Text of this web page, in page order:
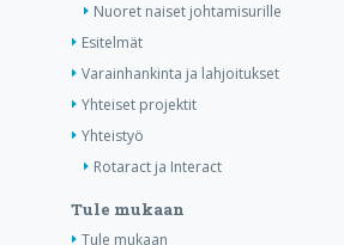
Nuoret naiset johtamisurille
Esitelmät
Varainhankinta ja lahjoitukset
Yhteiset projektit
Yhteistyö
Rotaract ja Interact
Tule mukaan
Tule mukaan